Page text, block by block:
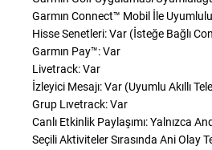
Garmın Connect™ Mobil İle
Hisse Senetleri: Var (İsteğe Bağlı
Garmın Pay™: Var
Livetrack: Var
İzleyici Mesajı: Var (Uyumlu Akıllı
Grup Lıvetrack: Var
Canlı Etkinlik Paylaşımı: Yalnızca
Seçili Aktiviteler Sırasında Ani Olay